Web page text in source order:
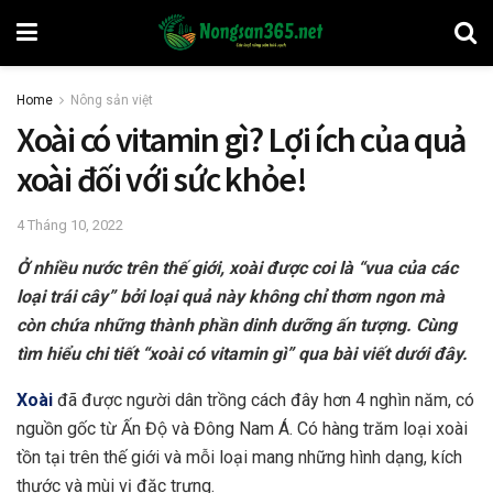
Home Nông sản việt
Xoài có vitamin gì? Lợi ích của quả
xoài đối với sức khỏe!
4 Tháng 10, 2022
Ở nhiều nước trên thế giới, xoài được coi là “vua của các
loại trái cây” bởi loại quả này không chỉ thơm ngon mà
còn chứa những thành phần dinh dưỡng ấn tượng. Cùng
tìm hiểu chi tiết “xoài có vitamin gì” qua bài viết dưới đây.
Xoài đã được người dân trồng cách đây hơn 4 nghìn năm, có
nguồn gốc từ Ấn Độ và Đông Nam Á. Có hàng trăm loại xoài
tồn tại trên thế giới và mỗi loại mang những hình dạng, kích
thước và mùi vị đặc trưng.